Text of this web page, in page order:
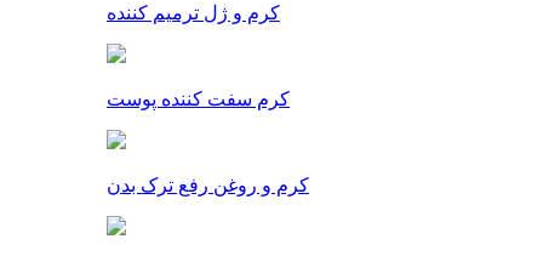
کرم و ژل ترمیم کننده
کرم سفت کننده پوست
کرم و روغن رفع ترک بدن